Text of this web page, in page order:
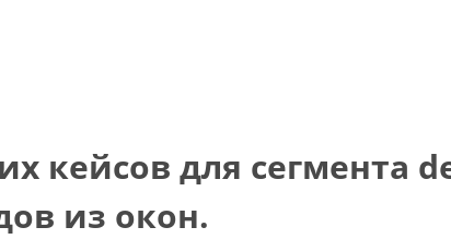
кейсов для сегмента
из окон.